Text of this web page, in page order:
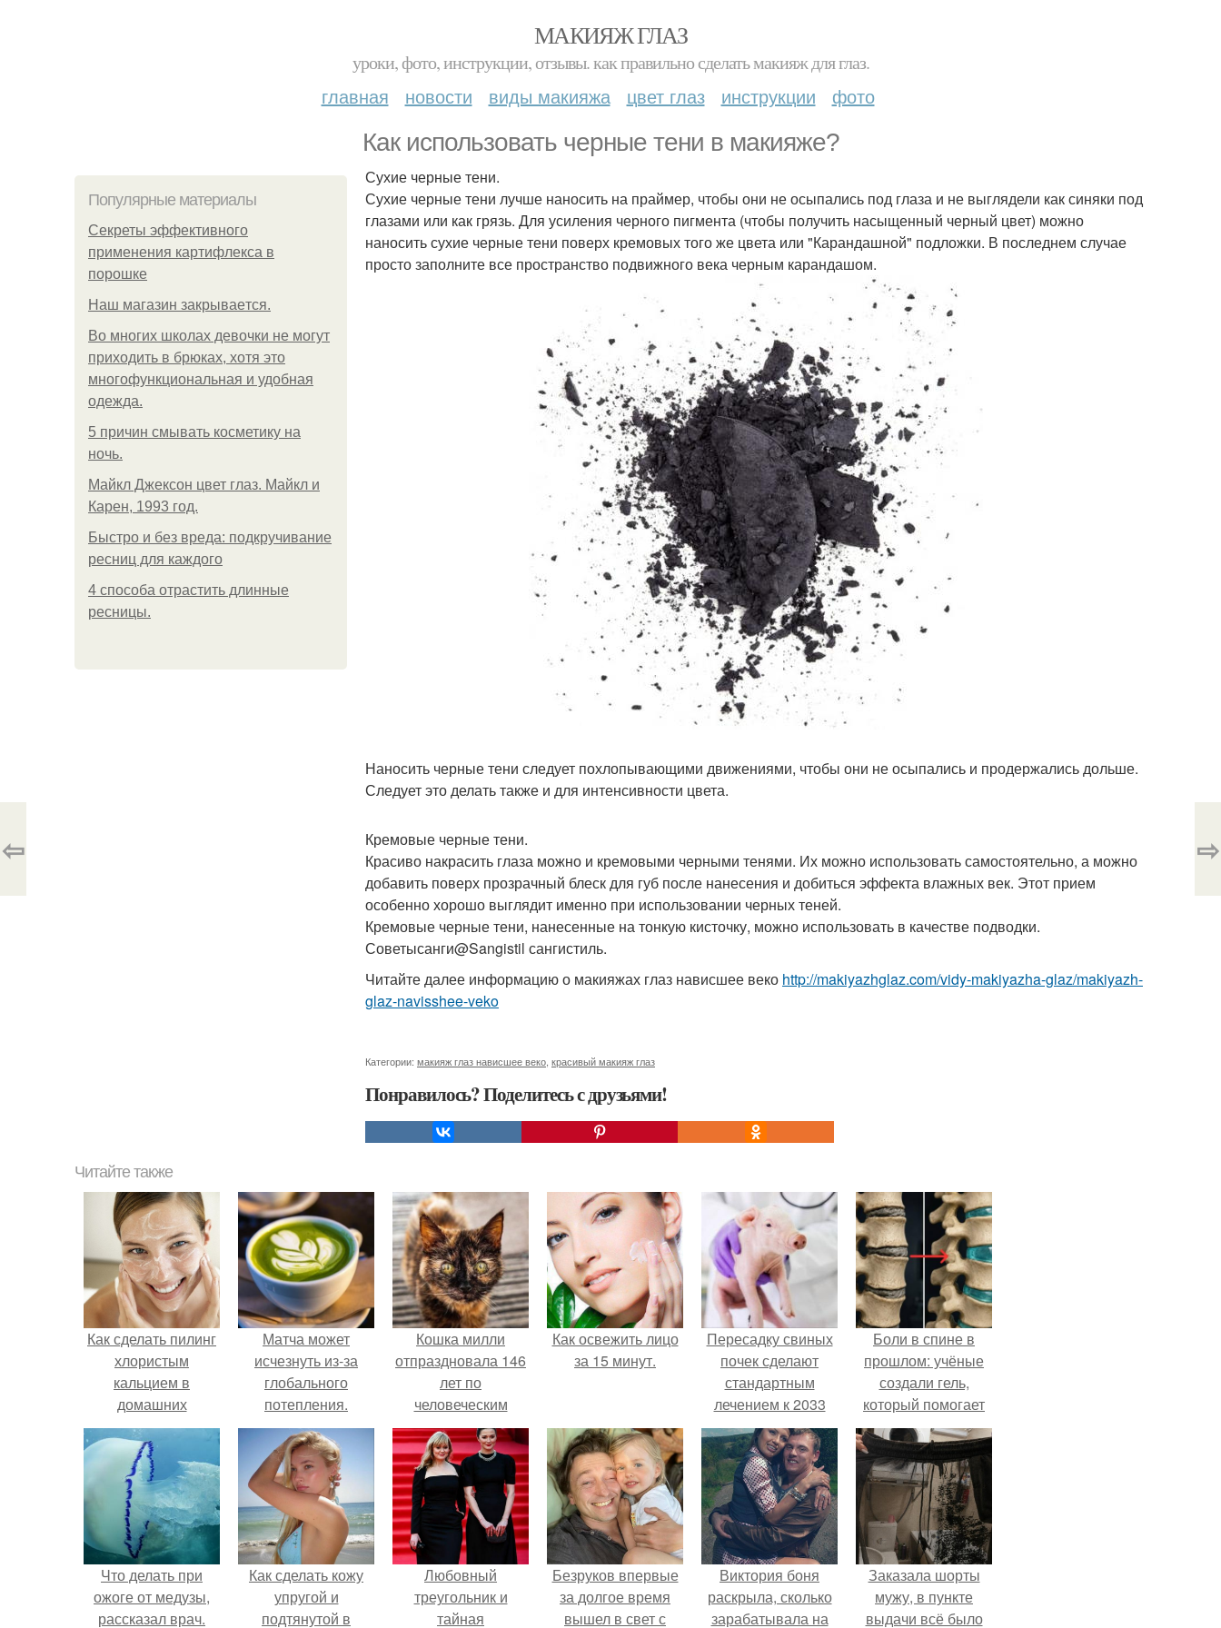
МАКИЯЖ ГЛАЗ
уроки, фото, инструкции, отзывы. как правильно сделать макияж для глаз.
главная новости виды макияжа цвет глаз инструкции фото
Как использовать черные тени в макияже?
Популярные материалы
Секреты эффективного
применения картифлекса в
порошке
Нaш магaзин зaкрывaeтся.
Во многих школах девочки не могут
приходить в брюках, хотя это
многофункциональная и удобная
одежда.
5 причин смывать косметику на
ночь.
Майкл Джексон цвет глаз. Майкл и
Карен, 1993 год.
Быстро и без вреда: подкручивание
ресниц для каждого
4 способа отрастить длинные
ресницы.
Сухие черные тени.
Сухие черные тени лучше наносить на праймер, чтобы они не осыпались под глаза и не выглядели как синяки под
глазами или как грязь. Для усиления черного пигмента (чтобы получить насыщенный черный цвет) можно
наносить сухие черные тени поверх кремовых того же цвета или "Карандашной" подложки. В последнем случае
просто заполните все пространство подвижного века черным карандашом.
Наносить черные тени следует похлопывающими движениями, чтобы они не осыпались и продержались дольше.
Следует это делать также и для интенсивности цвета.
Кремовые черные тени.
Красиво накрасить глаза можно и кремовыми черными тенями. Их можно использовать самостоятельно, а можно
добавить поверх прозрачный блеск для губ после нанесения и добиться эффекта влажных век. Этот прием
особенно хорошо выглядит именно при использовании черных теней.
Кремовые черные тени, нанесенные на тонкую кисточку, можно использовать в качестве подводки.
Советысанги@Sangistil сангистиль.
Читайте далее информацию о макияжах глаз нависшее веко http://makiyazhglaz.com/vidy-makiyazha-glaz/makiyazh-
glaz-navisshee-veko
Категории: макияж глаз нависшее веко красивый макияж глаз
Понравилось? Поделитесь с друзьями!
⇦ ⇨
Читайте также
Как сделать пилинг
хлористым
кальцием в
домашних
условиях.
Матча может
исчезнуть из-за
глобального
потепления.
Кошка милли
отпраздновала 146
лет по
человеческим
Меркам и
претендует на
звание самой
старой в мире.
Как освежить лицо
за 15 минут.
Пересадку свиных
почек сделают
стандартным
лечением к 2033
году в Японии.
Боли в спине в
прошлом: учёные
создали гель,
который помогает
восстанавливать
межпозвоночные
диски.
Что делать при
ожоге от медузы,
рассказал врач.
Как сделать кожу
упругой и
подтянутой в
Любовный
треугольник и
тайная
Безруков впервые
за долгое время
вышел в свет с
Виктория боня
раскрыла, сколько
зарабатывала на
Заказала шорты
мужу, в пункте
выдачи всё было